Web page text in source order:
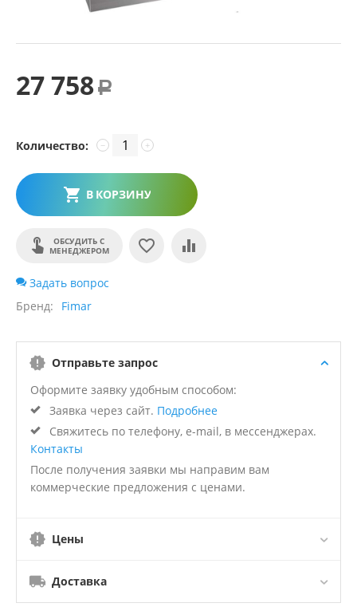
27 758 Р
Количество: +
−
В КОРЗИНУ
ОБСУДИТЬ С
МЕНЕДЖЕРОМ
Задать вопрос
Бренд
Fimar
Отправьте запрос
Оформите заявку удобным способом:
Заявка через сайт. Подробнее
Свяжитесь по телефону, e-mail, в мессенджерах.
Контакты
После получения заявки мы направим вам
коммерческие предложения с ценами.
Цены
Доставка